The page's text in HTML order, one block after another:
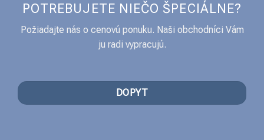
POTREBUJETE NIEČO ŠPECIÁLNE?
Požiadajte nás o cenovú ponuku. Naši obchodníci Vám
ju radi vypracujú.
DOPYT